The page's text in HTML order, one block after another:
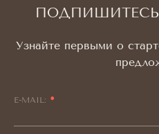
Узнайте первыми о
E-MAIL: